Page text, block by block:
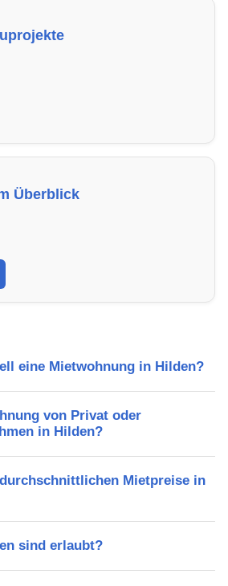
in Hilden – modern,
sofort bezugsfertig.
Überblick
Stadtteil in Hilden:
Schulen,
und Mietpreise.
eine Mietwohnung in Hilden?
von Privat oder
in Hilden?
Mietpreise in
sind erlaubt?